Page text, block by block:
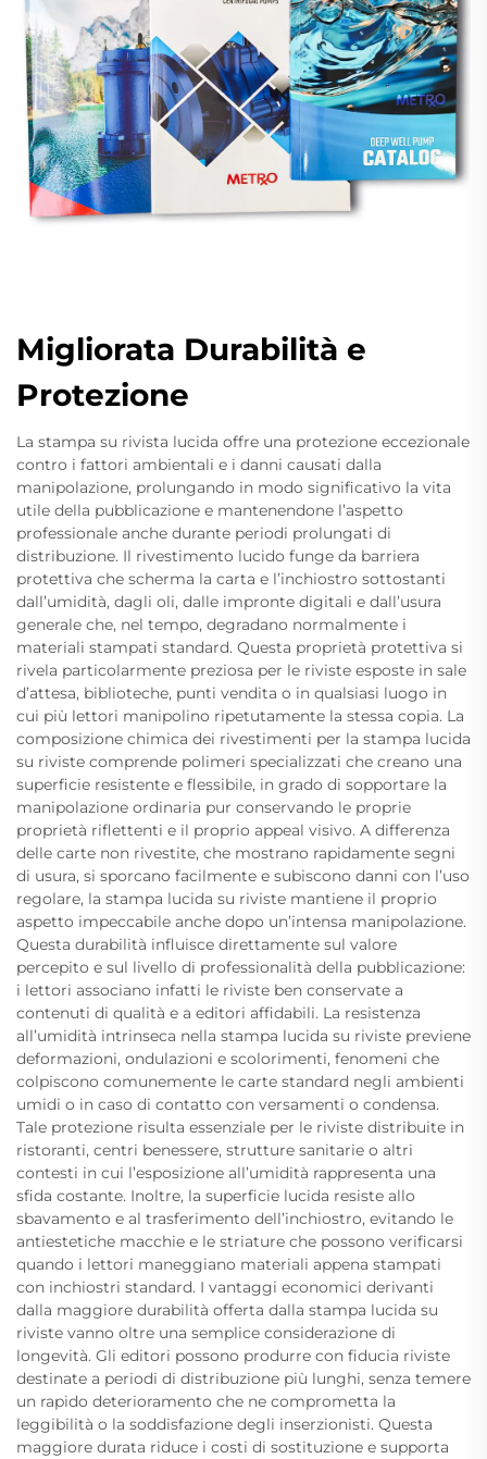
Migliorata Durabilità e
Protezione
La stampa su rivista lucida offre una protezione eccezionale
contro i fattori ambientali e i danni causati dalla
manipolazione, prolungando in modo significativo la vita
utile della pubblicazione e mantenendone l’aspetto
professionale anche durante periodi prolungati di
distribuzione. Il rivestimento lucido funge da barriera
protettiva che scherma la carta e l’inchiostro sottostanti
dall’umidità, dagli oli, dalle impronte digitali e dall’usura
generale che, nel tempo, degradano normalmente i
materiali stampati standard. Questa proprietà protettiva si
rivela particolarmente preziosa per le riviste esposte in sale
d’attesa, biblioteche, punti vendita o in qualsiasi luogo in
cui più lettori manipolino ripetutamente la stessa copia. La
composizione chimica dei rivestimenti per la stampa lucida
su riviste comprende polimeri specializzati che creano una
superficie resistente e flessibile, in grado di sopportare la
manipolazione ordinaria pur conservando le proprie
proprietà riflettenti e il proprio appeal visivo. A differenza
delle carte non rivestite, che mostrano rapidamente segni
di usura, si sporcano facilmente e subiscono danni con l’uso
regolare, la stampa lucida su riviste mantiene il proprio
aspetto impeccabile anche dopo un’intensa manipolazione.
Questa durabilità influisce direttamente sul valore
percepito e sul livello di professionalità della pubblicazione:
i lettori associano infatti le riviste ben conservate a
contenuti di qualità e a editori affidabili. La resistenza
all’umidità intrinseca nella stampa lucida su riviste previene
deformazioni, ondulazioni e scolorimenti, fenomeni che
colpiscono comunemente le carte standard negli ambienti
umidi o in caso di contatto con versamenti o condensa.
Tale protezione risulta essenziale per le riviste distribuite in
ristoranti, centri benessere, strutture sanitarie o altri
contesti in cui l’esposizione all’umidità rappresenta una
sfida costante. Inoltre, la superficie lucida resiste allo
sbavamento e al trasferimento dell’inchiostro, evitando le
antiestetiche macchie e le striature che possono verificarsi
quando i lettori maneggiano materiali appena stampati
con inchiostri standard. I vantaggi economici derivanti
dalla maggiore durabilità offerta dalla stampa lucida su
riviste vanno oltre una semplice considerazione di
longevità. Gli editori possono produrre con fiducia riviste
destinate a periodi di distribuzione più lunghi, senza temere
un rapido deterioramento che ne comprometta la
leggibilità o la soddisfazione degli inserzionisti. Questa
maggiore durata riduce i costi di sostituzione e supporta